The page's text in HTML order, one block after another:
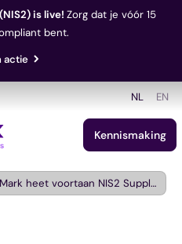
is live! Zorg dat je vóór 15
bent.
actie
NL EN
Kennismaking
NIS2 Quality Mark heet voortaan NIS2 Supply Chain